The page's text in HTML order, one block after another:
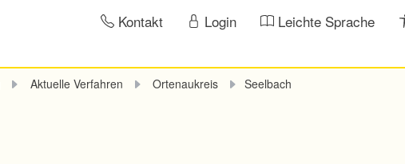
Kontakt Login Leichte Sprache
Aktuelle Verfahren Ortenaukreis Seelbach